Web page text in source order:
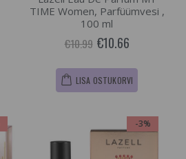
TIME Women, Parfüümvesi ,
100 ml
€10.99 €10.66
LISA OSTUKORVI
-3%